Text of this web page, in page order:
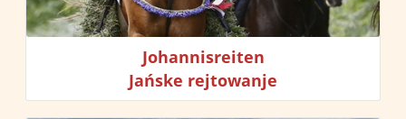
Johannisreiten
Jańske rejtowanje